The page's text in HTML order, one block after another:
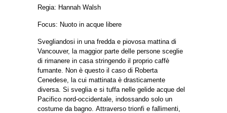
Regia: Hannah Walsh
Focus: Nuoto in acque libere
Svegliandosi in una fredda e piovosa mattina di
Vancouver, la maggior parte delle persone sceglie
di rimanere in casa stringendo il proprio caffè
fumante. Non è questo il caso di Roberta
Cenedese, la cui mattinata è drasticamente
diversa. Si sveglia e si tuffa nelle gelide acque del
Pacifico nord-occidentale, indossando solo un
costume da bagno. Attraverso trionfi e fallimenti,